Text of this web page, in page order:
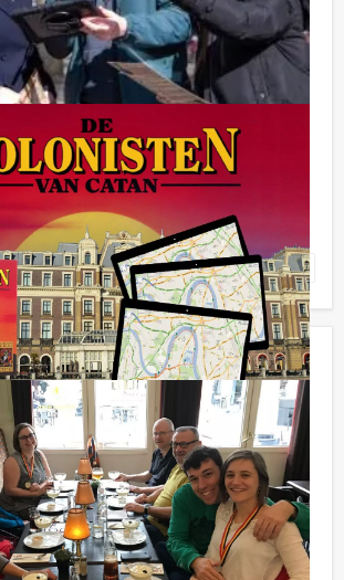
the Stars Diner in Enschede
€ 64,50 p.p. excl. BTW
12 personen ‐ 4 uur
the Stars Diner van Holland Tour
uw vriendenkring of
onderzoeken op de meest ludieke
Favoriet
Grote Sportquiz In Nijmegen
€ 27,50 p.p. excl. BTW
12 personen ‐ 2 uur
ontspannen uitje voor een sportieve
Guides biedt nu een afwisselende
gezellige kroeg in het centrum van